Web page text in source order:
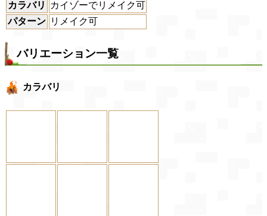
カラバリ
カイゾーでリメイク可
パターン リメイク可
バリエーション一覧
カラバリ